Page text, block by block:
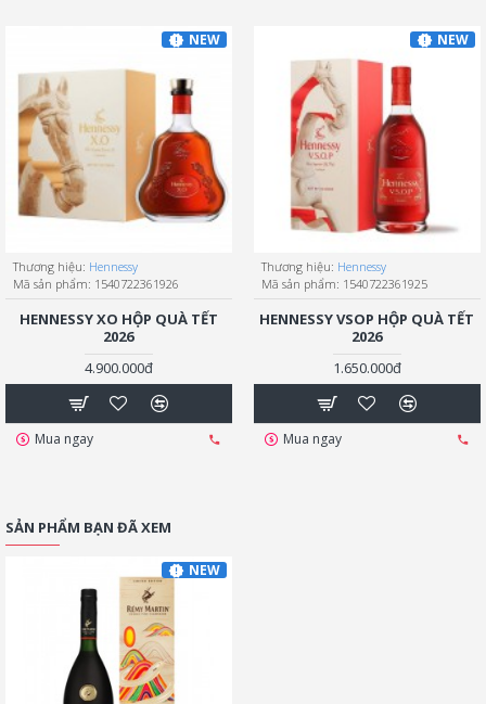
NEW
Thương hiệu: Hennessy
Mã sản phẩm: 1540722361926
HENNESSY XO HỘP QUÀ TẾT
2026
4.900.000đ
Mua ngay
NEW
Thương hiệu: Hennessy
Mã sản phẩm: 1540722361925
HENNESSY VSOP HỘP QUÀ TẾT
2026
1.650.000đ
Mua ngay
SẢN PHẨM BẠN ĐÃ XEM
NEW